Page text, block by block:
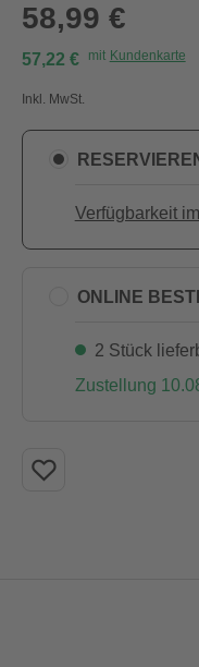
58,99 €
57,22 € mit Kundenkarte
Inkl. MwSt.
Verfügbarkeit
ONLINE
2 Stück
Zustellung